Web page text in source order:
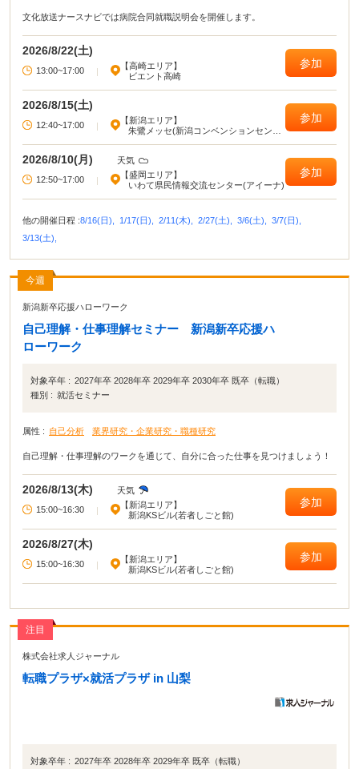
文化放送ナースナビでは病院合同就職説明会を開催します。
2026/8/22(土)
13:00~17:00 |
【高崎エリア】
ビエント高崎
参加
2026/8/15(土)
12:40~17:00 |
【新潟エリア】
朱鷺メッセ(新潟コンベンションセンタ
参加
2026/8/10(月)
天気
12:50~17:00
|
【盛岡エリア】
いわて県民情報交流センター(アイーナ)
参加
他の開催日程 :8/16(日), 1/17(日), 2/11(木), 2/27(土), 3/6(土),
3/7(日),
3/13(土),
今週
新潟新卒応援ハローワーク
自己理解・仕事理解セミナー 新潟新卒応援ハ
ローワーク
対象卒年 : 2027年卒 2028年卒 2029年卒 2030年卒 既卒（転職）
種別 : 就活セミナー
属性 : 自己分析 業界研究・企業研究・職種研究
自己理解・仕事理解のワークを通じて、自分に合った仕事を見つけましょう！
2026/8/13(木)
天気
15:00~16:30
|
【新潟エリア】
新潟KSビル(若者しごと館)
参加
2026/8/27(木)
15:00~16:30 |
【新潟エリア】
新潟KSビル(若者しごと館)
参加
注目
株式会社求人ジャーナル
転職プラザ×就活プラザ in 山梨
対象卒年 : 2027年卒 2028年卒 2029年卒 既卒（転職）